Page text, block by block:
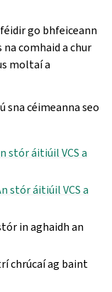
go bhfeiceann
comhaid a chur
moltaí a
sna céimeanna seo
stór áitiúil VCS a
stór áitiúil VCS a
in aghaidh an
chrúcaí ag baint